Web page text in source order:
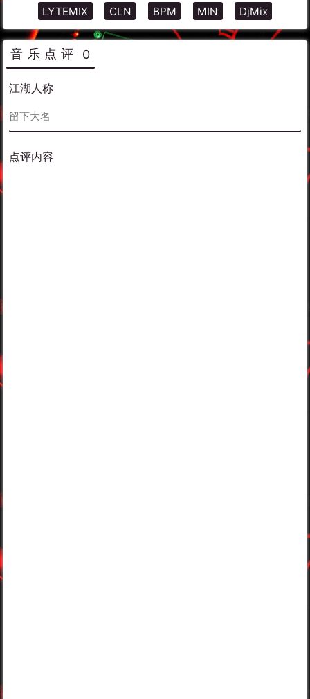
LYTEMIX CLN BPM MIN DjMix
音乐点评 0
江湖人称
点评内容